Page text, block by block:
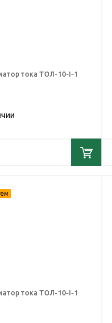
тока ТОЛ-10-I-1
тока ТОЛ-10-I-1